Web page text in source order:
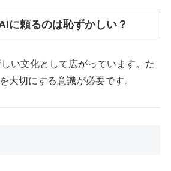
に頼るのは恥ずかしい？
い文化として広がっています。た
大切にする意識が必要です。